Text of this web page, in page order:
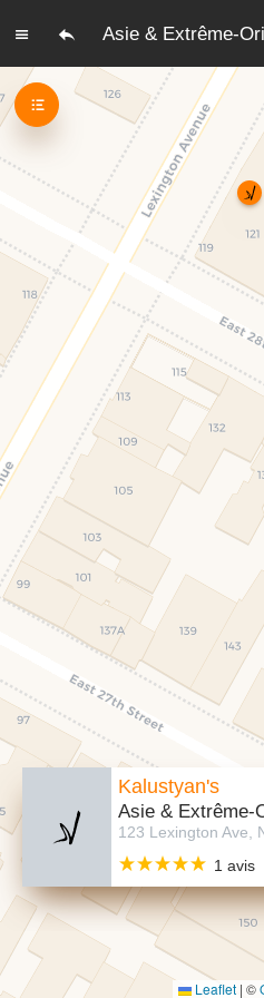
Asie & Extrême-
Kalustyan's
Asie & Extrême-
1 avis
Leaflet | ©